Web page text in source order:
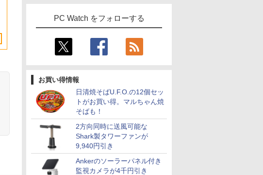
PC Watch をフォローする
お買い得情報
日清焼そばU.F.O.の12個セッ
トがお買い得。マルちゃん焼
そばも！
2方向同時に送風可能な
Shark製タワーファンが
9,940円引き
Ankerのソーラーパネル付き
監視カメラが4千円引き
エイチピー 23.8 23.8型
23.8インチFHD